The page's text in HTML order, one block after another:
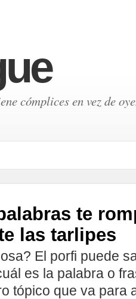
cómplices en vez de
te
las tarlipes
El porfi puede
es la palabra o
tópico que va para